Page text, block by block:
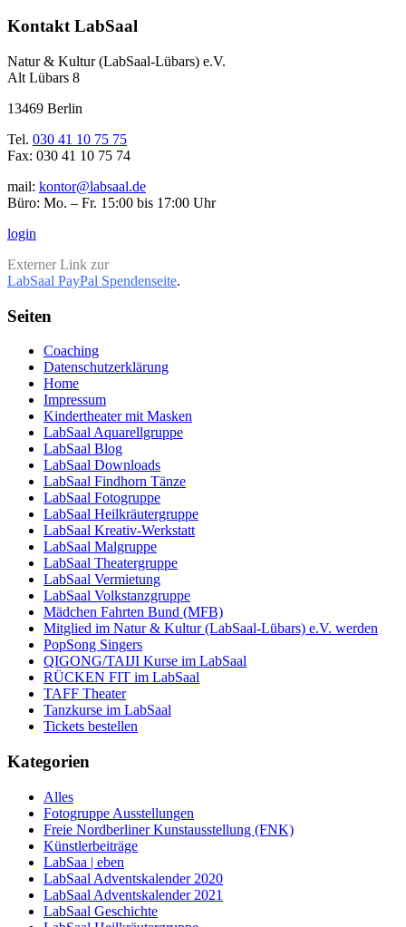
Kontakt LabSaal
Natur & Kultur (LabSaal-Lübars) e.V.
Alt Lübars 8
13469 Berlin
Tel. 030 41 10 75 75
Fax: 030 41 10 75 74
mail: kontor@labsaal.de
Büro: Mo. – Fr. 15:00 bis 17:00 Uhr
login
Externer Link zur
LabSaal PayPal Spendenseite.
Seiten
Coaching
Datenschutzerklärung
Home
Impressum
Kindertheater mit Masken
LabSaal Aquarellgruppe
LabSaal Blog
LabSaal Downloads
LabSaal Findhorn Tänze
LabSaal Fotogruppe
LabSaal Heilkräutergruppe
LabSaal Kreativ-Werkstatt
LabSaal Malgruppe
LabSaal Theatergruppe
LabSaal Vermietung
LabSaal Volkstanzgruppe
Mädchen Fahrten Bund (MFB)
Mitglied im Natur & Kultur (LabSaal-Lübars) e.V. werden
PopSong Singers
QIGONG/TAIJI Kurse im LabSaal
RÜCKEN FIT im LabSaal
TAFF Theater
Tanzkurse im LabSaal
Tickets bestellen
Kategorien
Alles
Fotogruppe Ausstellungen
Freie Nordberliner Kunstausstellung (FNK)
Künstlerbeiträge
LabSaa | eben
LabSaal Adventskalender 2020
LabSaal Adventskalender 2021
LabSaal Geschichte